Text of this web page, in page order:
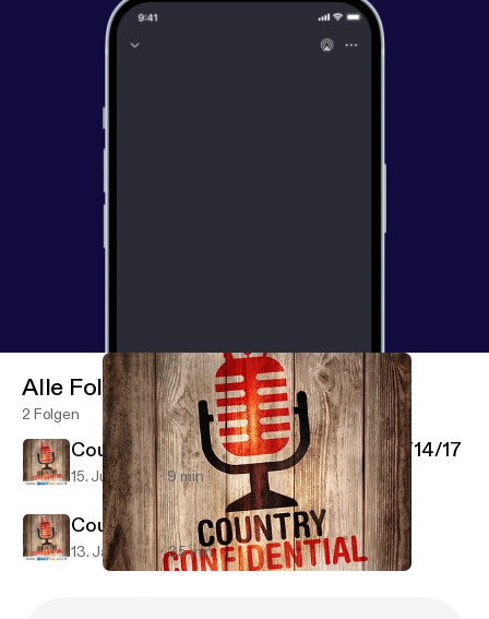
Alle Folgen
2 Folgen
Country Confidential - Cole Swindell 6/14/17
15. Juni 2017 9 min
Country Confidential Podcast 1/10/17
13. Jan. 2017 35 min